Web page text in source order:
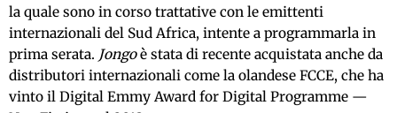
la quale sono in corso trattative con le emittenti
internazionali del Sud Africa, intente a programmarla in
prima serata. Jongoè stata di recente acquistata anche da
distributori internazionali come la olandese FCCE, che ha
vinto il Digital Emmy Award for Digital Programme —